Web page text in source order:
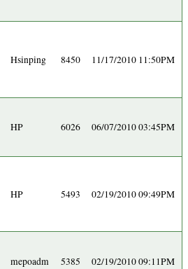
Hsinping 8450 11/17/2010 11:50PM
HP 6026 06/07/2010 03:45PM
HP 5493 02/19/2010 09:49PM
mepoadm 5385 02/19/2010 09:11PM